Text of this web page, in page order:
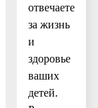
отвечаете
за жизнь
и
здоровье
ваших
детей.